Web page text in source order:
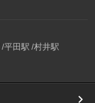
平田駅 村井駅